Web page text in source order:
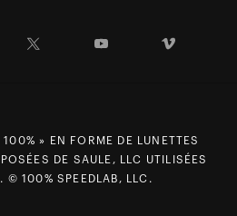
YouTube
» EN FORME DE LUNETTES
DE SAULE, LLC UTILISÉES
© 100% SPEEDLAB, LLC.